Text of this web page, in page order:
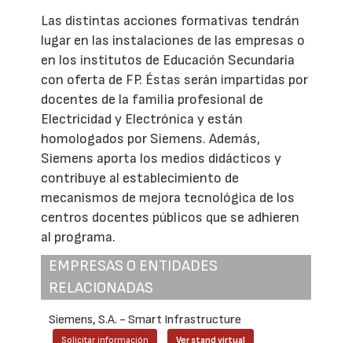
Las distintas acciones formativas tendrán
lugar en las instalaciones de las empresas o
en los institutos de Educación Secundaria
con oferta de FP. Éstas serán impartidas por
docentes de la familia profesional de
Electricidad y Electrónica y están
homologados por Siemens. Además,
Siemens aporta los medios didácticos y
contribuye al establecimiento de
mecanismos de mejora tecnológica de los
centros docentes públicos que se adhieren
al programa.
EMPRESAS O ENTIDADES
RELACIONADAS
Siemens, S.A. - Smart Infrastructure
Solicitar información Ver stand virtual